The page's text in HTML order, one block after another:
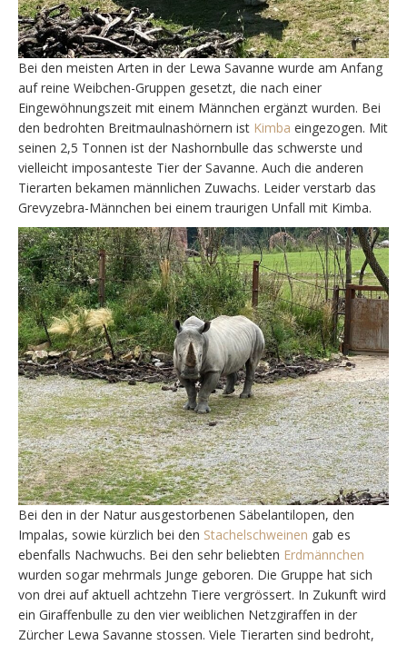
Bei den meisten Arten in der Lewa Savanne wurde am Anfang
auf reine Weibchen-Gruppen gesetzt, die nach einer
Eingewöhnungszeit mit einem Männchen ergänzt wurden. Bei
den bedrohten Breitmaulnashörnern ist Kimba eingezogen. Mit
seinen 2,5 Tonnen ist der Nashornbulle das schwerste und
vielleicht imposanteste Tier der Savanne. Auch die anderen
Tierarten bekamen männlichen Zuwachs. Leider verstarb das
Grevyzebra-Männchen bei einem traurigen Unfall mit Kimba.
Bei den in der Natur ausgestorbenen Säbelantilopen, den
Impalas, sowie kürzlich bei den Stachelschweinen gab es
ebenfalls Nachwuchs. Bei den sehr beliebten Erdmännchen
wurden sogar mehrmals Junge geboren. Die Gruppe hat sich
von drei auf aktuell achtzehn Tiere vergrössert. In Zukunft wird
ein Giraffenbulle zu den vier weiblichen Netzgiraffen in der
Zürcher Lewa Savanne stossen. Viele Tierarten sind bedroht,